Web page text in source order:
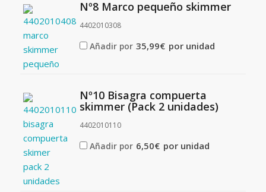
Nº8 Marco pequeño skimmer
4402010308
Añadir por 35,99€ por unidad
Nº10 Bisagra compuerta
skimmer (Pack 2 unidades)
4402010110
Añadir por 6,50€ por unidad